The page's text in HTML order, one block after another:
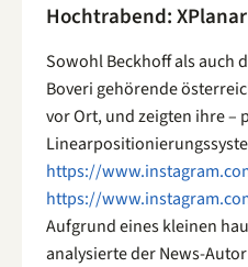
Hochtrabend: XPlanar
Sowohl Beckhoff als auch
Boveri gehörende
vor Ort, und zeigten ihre –
https://
https://
Aufgrund eines kleinen
analysierte der News-